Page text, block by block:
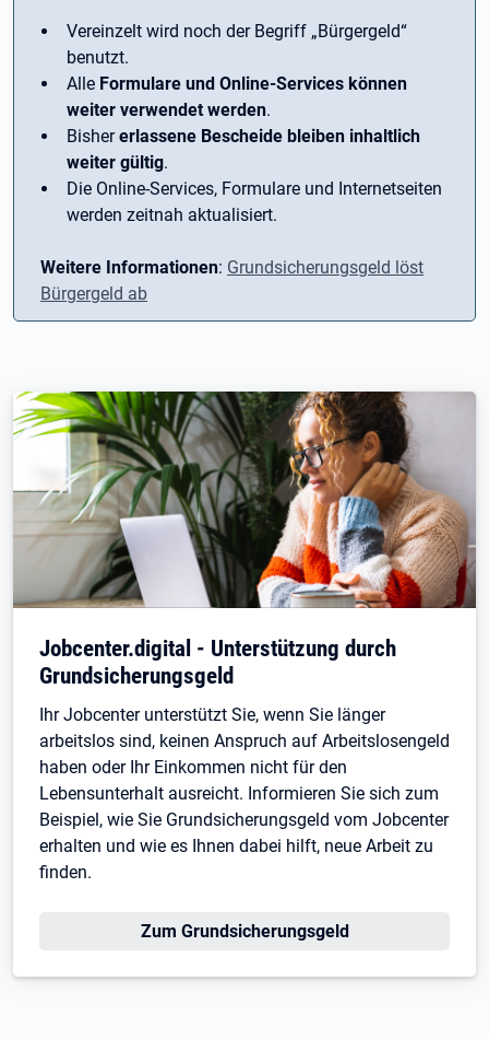
Vereinzelt wird noch der Begriff ­„Bürgergeld“
benutzt.
Alle Formulare und Online-Services können
weiter verwendet werden.
Bishererlassene Bescheide bleiben inhaltlich
weiter gültig.
Die Online-Services, Formulare und Internetseiten
werden zeitnah aktualisiert.
Weitere Informationen: Grundsicherungsgeld löst
Bürgergeld ab
Jobcenter.digital - Unterstützung durch
Grundsicherungsgeld
Ihr Jobcenter unterstützt Sie, wenn Sie länger
arbeitslos sind, keinen Anspruch auf Arbeitslosengeld
haben oder Ihr Einkommen nicht für den
Lebensunterhalt ausreicht. Informieren Sie sich zum
Beispiel, wie Sie Grundsicherungsgeld vom Jobcenter
erhalten und wie es Ihnen dabei hilft, neue Arbeit zu
finden.
Zum Grundsicherungsgeld